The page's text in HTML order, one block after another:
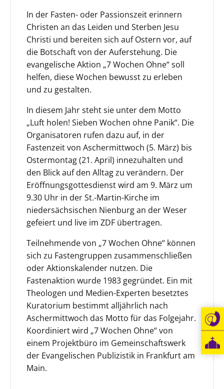
In der Fasten- oder Passionszeit erinnern
Christen an das Leiden und Sterben Jesu
Christi und bereiten sich auf Ostern vor, auf
die Botschaft von der Auferstehung. Die
evangelische Aktion „7 Wochen Ohne“ soll
helfen, diese Wochen bewusst zu erleben
und zu gestalten.
In diesem Jahr steht sie unter dem Motto
„Luft holen! Sieben Wochen ohne Panik“. Die
Organisatoren rufen dazu auf, in der
Fastenzeit von Aschermittwoch (5. März) bis
Ostermontag (21. April) innezuhalten und
den Blick auf den Alltag zu verändern. Der
Eröffnungsgottesdienst wird am 9. März um
9.30 Uhr in der St.-Martin-Kirche im
niedersächsischen Nienburg an der Weser
gefeiert und live im ZDF übertragen.
Teilnehmende von „7 Wochen Ohne“ können
sich zu Fastengruppen zusammenschließen
oder Aktionskalender nutzen. Die
Fastenaktion wurde 1983 gegründet. Ein mit
Theologen und Medien-Experten besetztes
Kuratorium bestimmt alljährlich nach
Aschermittwoch das Motto für das Folgejahr.
Koordiniert wird „7 Wochen Ohne“ von
einem Projektbüro im Gemeinschaftswerk
der Evangelischen Publizistik in Frankfurt am
Main.